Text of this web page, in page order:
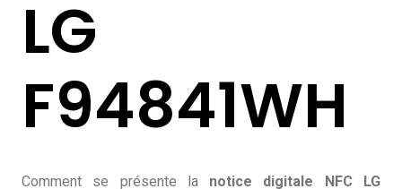
LG
F94841WH
Comment se présente la notice digitale NFC LG